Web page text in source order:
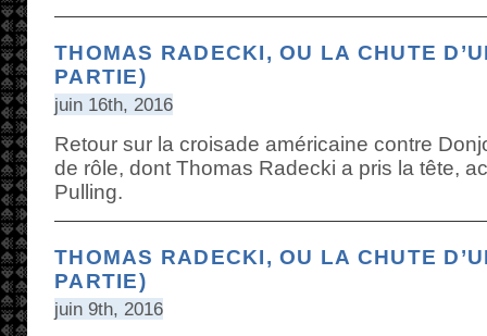
THOMAS RADECKI, OU LA CHUTE
PARTIE)
juin 16th, 2016
Retour sur la croisade américaine contre
de rôle, dont Thomas Radecki a pris la tête,
Pulling.
THOMAS RADECKI, OU LA CHUTE
PARTIE)
juin 9th, 2016